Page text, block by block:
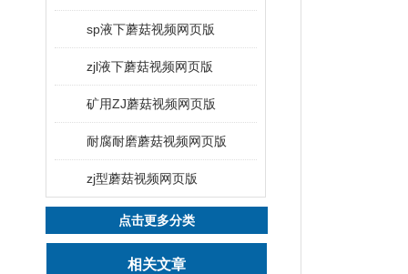
sp液下蘑菇视频网页版
zjl液下蘑菇视频网页版
矿用ZJ蘑菇视频网页版
耐腐耐磨蘑菇视频网页版
zj型蘑菇视频网页版
点击更多分类
相关文章